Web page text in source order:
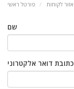
פורטל ראשי אזור לקוחות
שם
כתובת דואר אלקטרוני